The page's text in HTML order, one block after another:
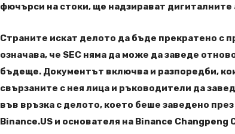
фючърси на стоки, ще надзирават дигиталните
Страните искат делото да бъде прекратено с
означава, че SEC няма да може да заведе
бъдеще. Документът включва и разпоредби,
свързаните с нея лица и ръководители да
във връзка с делото, което беше заведено
Binance.US и основателя на Binance Changpeng